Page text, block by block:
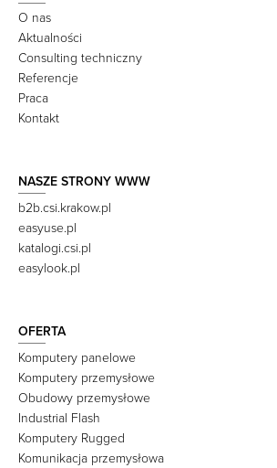
O nas
Aktualności
Consulting techniczny
Referencje
Praca
Kontakt
NASZE STRONY WWW
b2b.csi.krakow.pl
easyuse.pl
katalogi.csi.pl
easylook.pl
OFERTA
Komputery panelowe
Komputery przemysłowe
Obudowy przemysłowe
Industrial Flash
Komputery Rugged
Komunikacja przemysłowa